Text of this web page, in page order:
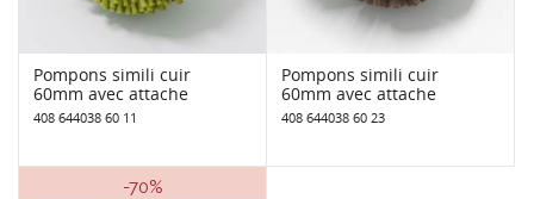
Pompons simili cuir
60mm avec attache
408 644038 60 11
Pompons simili cuir
60mm avec attache
408 644038 60 23
-70%